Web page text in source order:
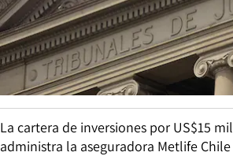
La cartera de inversiones por US$15
administra la aseguradora Metlife Chile